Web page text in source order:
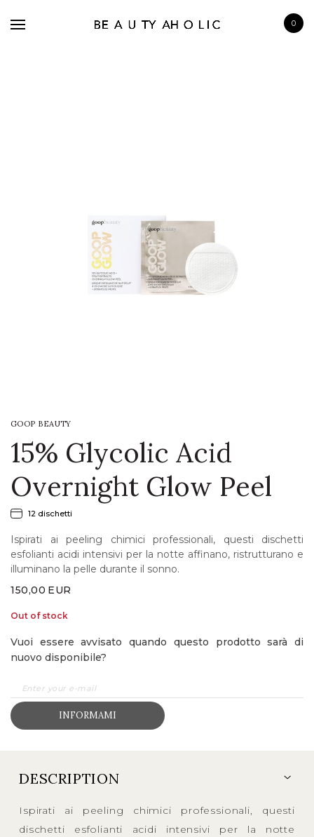
0
GOOP BEAUTY
15% Glycolic Acid
Overnight Glow Peel
12 dischetti
Ispirati ai peeling chimici professionali, questi dischetti
esfolianti acidi intensivi per la notte affinano, ristrutturano e
illuminano la pelle durante il sonno.
150,00 EUR
Out of stock
Vuoi essere avvisato quando questo prodotto sarà di
nuovo disponibile?
INFORMAMI
DESCRIPTION
Ispirati ai peeling chimici professionali, questi
dischetti esfolianti acidi intensivi per la notte